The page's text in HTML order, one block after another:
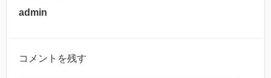
admin
コメントを残す